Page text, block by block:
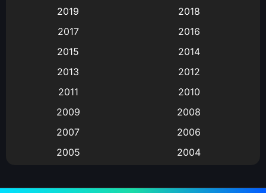
Animation แอนิเมชัน
(9)
Big tits (นมใหญ่)
Bitch (ผู้หญิงร่าน)
2019
2018
2017
2016
2015
2014
2013
2012
2011
2010
2009
2008
2007
2006
2005
2004